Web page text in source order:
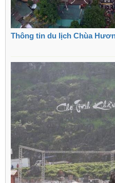
Thông tin du lịch Chùa